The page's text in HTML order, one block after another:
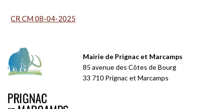
CR CM 08-04-2025
Mairie de Prignac et Marcamps
85 avenue des Côtes de Bourg
33 710 Prignac et Marcamps